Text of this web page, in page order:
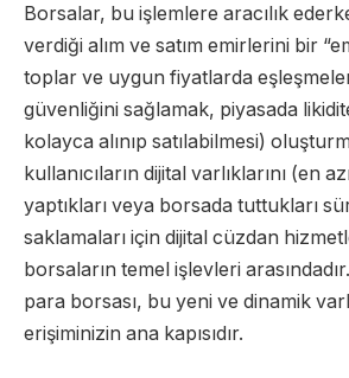
Borsalar, bu işlemlere aracılık
verdiği alım ve satım emirlerini bir
toplar ve uygun fiyatlarda
güvenliğini sağlamak, piyasada
kolayca alınıp satılabilmesi)
kullanıcıların dijital varlıklarını (en
yaptıkları veya borsada tuttukları
saklamaları için dijital cüzdan
borsaların temel işlevleri
para borsası, bu yeni ve dinamik
erişiminizin ana kapısıdır.